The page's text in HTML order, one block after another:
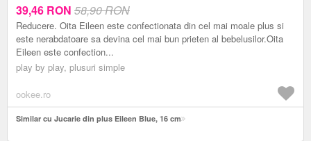
39,46 RON 58,90 RON
Reducere. Oita Eileen este confectionata din cel mai moale plus si
este nerabdatoare sa devina cel mai bun prieten al bebelusilor.Oita
Eileen este confection...
play by play, plusuri simple
ookee.ro
Similar cu Jucarie din plus Eileen Blue, 16 cm